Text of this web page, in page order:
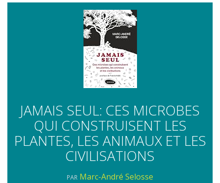
JAMAIS SEUL: CES MICROBES
QUI CONSTRUISENT LES
PLANTES, LES ANIMAUX ET LES
CIVILISATIONS
PAR Marc-André Selosse